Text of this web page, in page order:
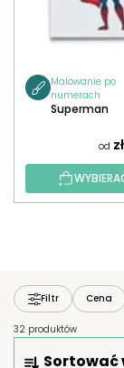
Malowanie po
numerach
Superman
od
Filtr Cena
32 produktów
Sortować